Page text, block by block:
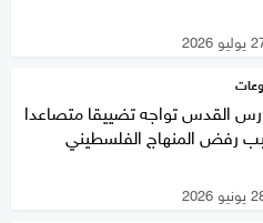
2026
القدس تواجه تضييقا متصاعدا
رفض المنهاج الفلسطيني
2026